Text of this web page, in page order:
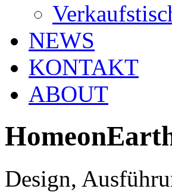
NEWS
KONTAKT
ABOUT
Design,